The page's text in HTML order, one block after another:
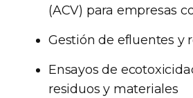
(ACV) para empresas
Gestión de efluentes y
Ensayos de
residuos y materiales